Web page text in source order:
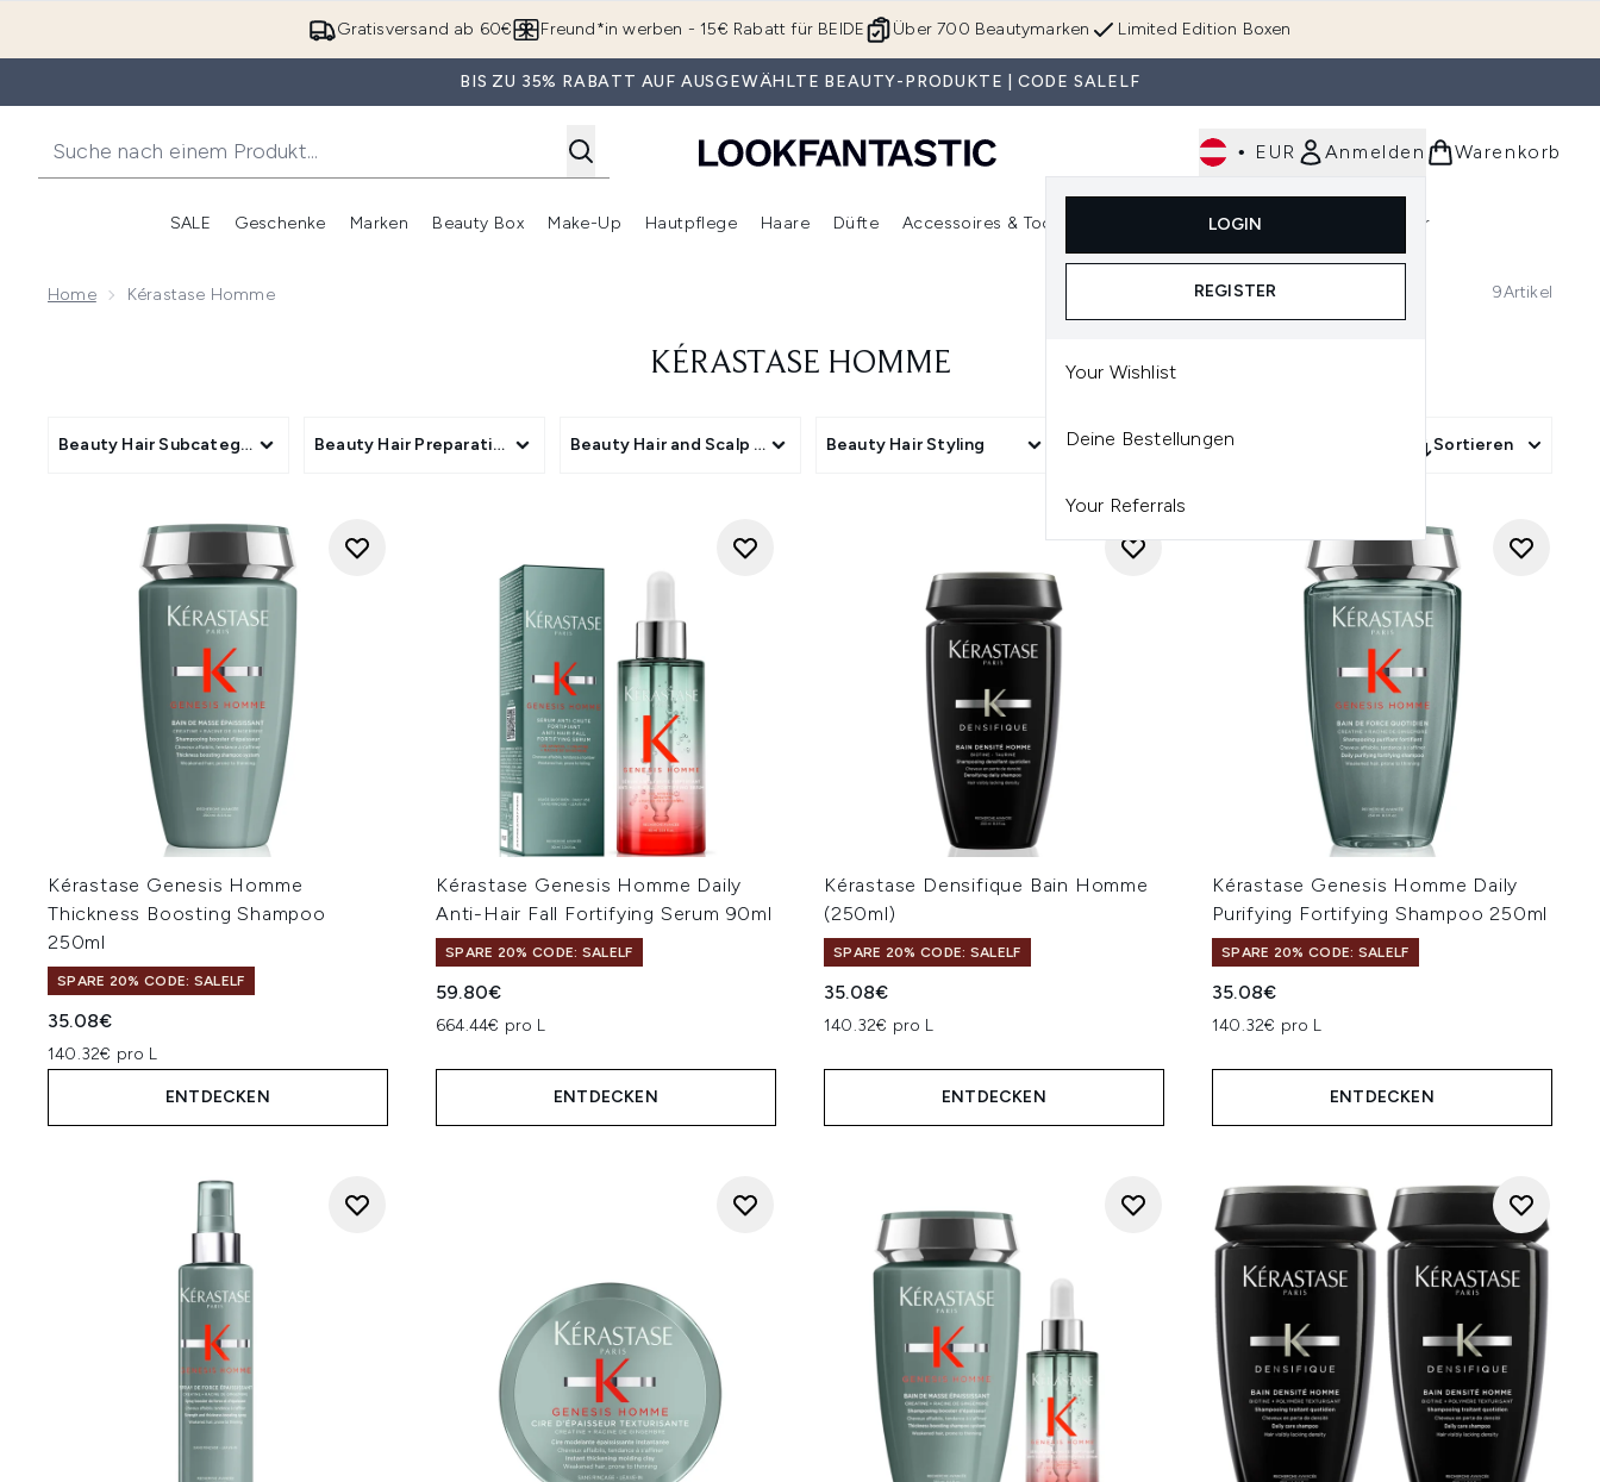
Zum Hauptinhalt springen
Gratisversand ab 60€ Limited Edition Boxen
Über 700 Beautymarken
Freund*in werben - 15€ Rabatt für BEIDE
BIS ZU 35% RABATT AUF AUSGEWÄHLTE BEAUTY-PRODUKTE | CODE SALELF
• EUR Anmelden
LOGIN
REGISTER
Your Wishlist
Deine Bestellungen
Your Referrals
Warenkorb
SALE
Untermenü Anmelden (SALE)
Geschenke
Untermenü Anmelden (Geschenke)
Marken
Untermenü Anmelden (Marken)
Beauty Box
Untermenü Anmelden (Beauty Box)
Make-Up
Untermenü Anmelden (Make-Up)
Hautpflege
Untermenü Anmelden (Hautpflege)
Haare
Untermenü Anmelden (Haare)
Düfte Accessoires & Tools
Untermenü Anmelden (Accessoires & Tools)
Im Trend & Neu Männer
Home Kérastase Homme 9Artikel
KÉRASTASE HOMME
Beauty Hair Subcategory Beauty Hair Preparation ProductsBeauty Hair and Scalp TreatmentsBeauty Hair Styling Sortieren
Kérastase Genesis Homme
Thickness Boosting Shampoo
250ml
SPARE 20% CODE: SALELF
35.08€
140.32€ pro L
ENTDECKEN
Kérastase Genesis Homme Daily
Anti-Hair Fall Fortifying Serum 90ml
SPARE 20% CODE: SALELF
59.80€
664.44€ pro L
ENTDECKEN
Kérastase Densifique Bain Homme
(250ml)
SPARE 20% CODE: SALELF
35.08€
140.32€ pro L
ENTDECKEN
Kérastase Genesis Homme Daily
Purifying Fortifying Shampoo 250ml
SPARE 20% CODE: SALELF
35.08€
140.32€ pro L
ENTDECKEN